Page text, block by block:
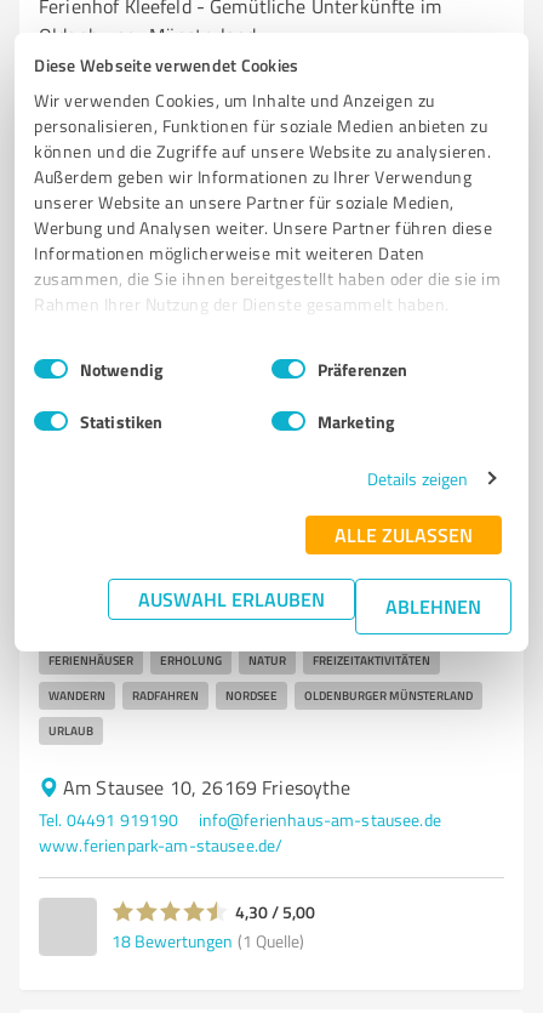
Diese Webseite verwendet Cookies
Wir verwenden Cookies, um Inhalte und Anzeigen zu
personalisieren, Funktionen für soziale Medien anbieten zu
können und die Zugriffe auf unsere Website zu analysieren.
Außerdem geben wir Informationen zu Ihrer Verwendung
unserer Website an unsere Partner für soziale Medien,
Werbung und Analysen weiter. Unsere Partner führen diese
Informationen möglicherweise mit weiteren Daten
zusammen, die Sie ihnen bereitgestellt haben oder die sie im
Rahmen Ihrer Nutzung der Dienste gesammelt haben.
Impressum Datenschutzbestimmungen
Einwilligungsauswahl
Notwendig Präferenzen
Statistiken Marketing
Details zeigen
ALLE ZULASSEN
AUSWAHL ERLAUBEN ABLEHNEN
Ferienhof Kleefeld - Gemütliche Unterkünfte im
Oldenburger Münsterland
FERIENHOF BEHERBERGUNGSUNTERKUNFT
OLDENBURGER MÜNSTERLAND FERIENWOHNUNGEN APPARTEMENTS
ZIMMER NATUR ERHOLUNG FREIZEITAKTIVITÄTEN
FAMILIENURLAUB GASTFREUNDSCHAFT
Friesoyther Str. 38, 26169 Friesoythe
ferienhofkleefeld@ewe.net www.ferienhofkleefeld.de/
33Bewertungen (1 Quelle)
Erholungsurlaub im Ferienpark am Stausee in
Friesoythe genießen
FERIENPARK FRIESOYTHE THÜLSFELDER TALSPERRE
FERIENHÄUSER ERHOLUNG NATUR FREIZEITAKTIVITÄTEN
WANDERN RADFAHREN NORDSEE OLDENBURGER MÜNSTERLAND
URLAUB
Am Stausee 10, 26169 Friesoythe
Tel. 04491 919190
info@ferienhaus-am-stausee.de
www.ferienpark-am-stausee.de/
4,30 / 5,00
18 Bewertungen (1 Quelle)